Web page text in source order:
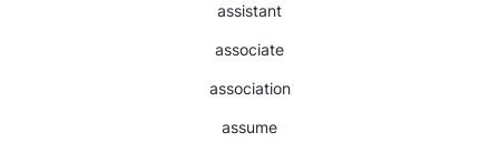
assistant
associate
association
assume